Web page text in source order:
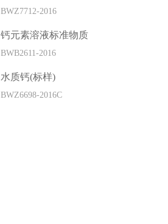
BWZ7712-2016
钙元素溶液标准物质
BWB2611-2016
水质钙(标样)
BWZ6698-2016C